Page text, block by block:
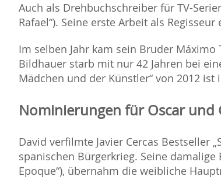
Auch als Drehbuchschreiber für TV-
Rafael“). Seine erste Arbeit als
Im selben Jahr kam sein Bruder
Bildhauer starb mit nur 42 Jahren bei
Mädchen und der Künstler“ von 2012 ist
Nominierungen für Oscar und
David verfilmte Javier Cercas Bestseller
spanischen Bürgerkrieg. Seine
Epoque“), übernahm die weibliche